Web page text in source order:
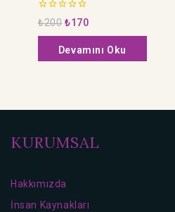
0
5
üzerinden
₺200 ₺170
Devamını Oku
KURUMSAL
Hakkımızda
İnsan Kaynakları